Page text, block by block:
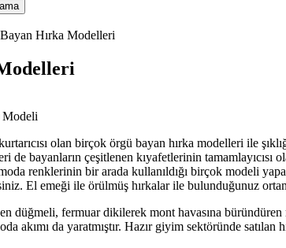
Hırka Modelleri
Modeli
olan birçok örgü bayan hırka modelleri ile
de bayanların çeşitlenen kıyafetlerinin
renklerinin bir arada kullanıldığı birçok modeli
El emeği ile örülmüş hırkalar ile bulunduğunuz
düğmeli, fermuar dikilerek mont havasına
akımı da yaratmıştır. Hazır giyim sektöründe